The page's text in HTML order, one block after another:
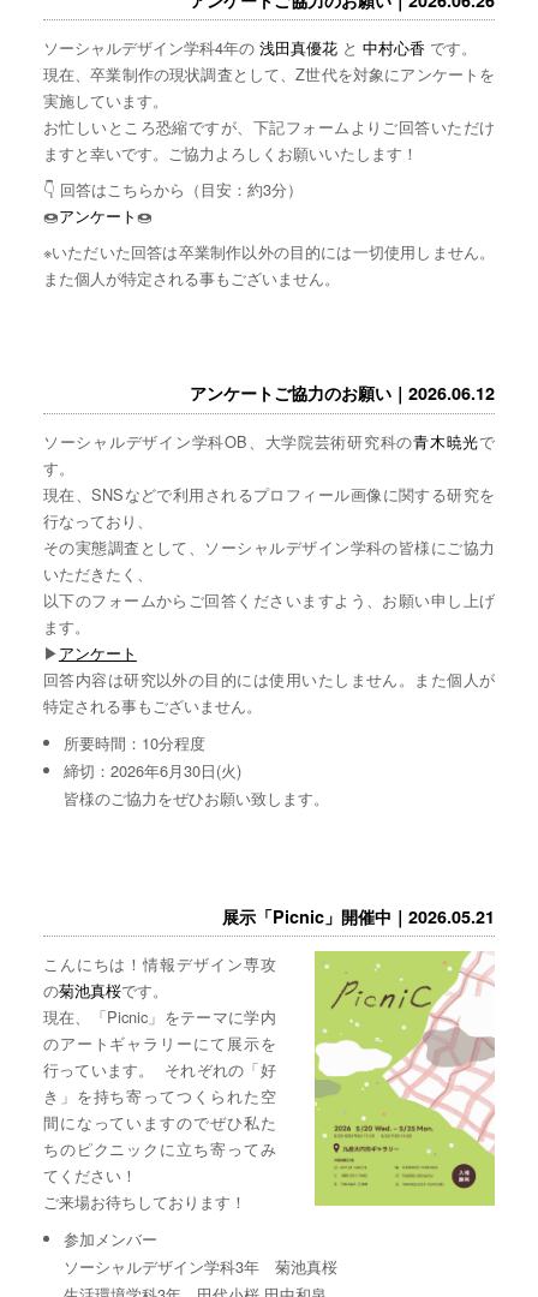
ソーシャルデザイン学科4年の 浅田真優花と 中村心香 です。
現在、卒業制作の現状調査として、Z世代を対象にアンケートを
実施しています。
お忙しいところ恐縮ですが、下記フォームよりご回答いただけ
ますと幸いです。ご協力よろしくお願いいたします！
👇 回答はこちらから（目安：約3分）
🍩アンケート🍩
※いただいた回答は卒業制作以外の目的には一切使用しません。
また個人が特定される事もございません。
アンケートご協力のお願い｜2026.06.12
ソーシャルデザイン学科OB、大学院芸術研究科の青木暁光で
す。
現在、SNSなどで利用されるプロフィール画像に関する研究を
行なっており、
その実態調査として、ソーシャルデザイン学科の皆様にご協力
いただきたく、
以下のフォームからご回答くださいますよう、お願い申し上げ
ます。
▶︎アンケート
回答内容は研究以外の目的には使用いたしません。また個人が
特定される事もございません。
所要時間：10分程度
締切：2026年6月30日(火)
皆様のご協力をぜひお願い致します。
展示「Picnic」開催中｜2026.05.21
こんにちは！情報デザイン専攻
の菊池真桜です。
現在、「Picnic」をテーマに学内
のアートギャラリーにて展示を
行っています。 それぞれの「好
き」を持ち寄ってつくられた空
間になっていますのでぜひ私た
ちのピクニックに立ち寄ってみ
てください！
ご来場お待ちしております！
参加メンバー
ソーシャルデザイン学科3年 菊池真桜